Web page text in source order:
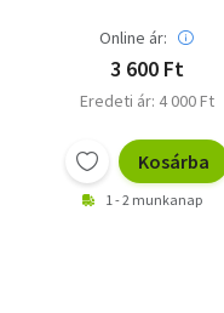
Online ár:
3 600 Ft
Eredeti ár: 4 000 Ft
Kosárba
1 - 2 munkanap